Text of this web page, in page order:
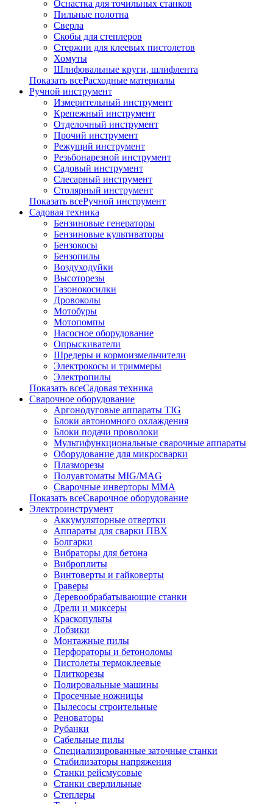
Оснастка для точильных станков
Пильные полотна
Сверла
Скобы для степлеров
Стержни для клеевых пистолетов
Хомуты
Шлифовальные круги, шлифлента
Показать всеРасходные материалы
Ручной инструмент
Измерительный инструмент
Крепежный инструмент
Отделочный инструмент
Прочий инструмент
Режущий инструмент
Резьбонарезной инструмент
Садовый инструмент
Слесарный инструмент
Столярный инструмент
Показать всеРучной инструмент
Садовая техника
Бензиновые генераторы
Бензиновые культиваторы
Бензокосы
Бензопилы
Воздуходуйки
Высоторезы
Газонокосилки
Дровоколы
Мотобуры
Мотопомпы
Насосное оборудование
Опрыскиватели
Шредеры и кормоизмельчители
Электрокосы и триммеры
Электропилы
Показать всеСадовая техника
Сварочное оборудование
Аргонодуговые аппараты TIG
Блоки автономного охлаждения
Блоки подачи проволоки
Мультифункциональные сварочные аппараты
Оборудование для микросварки
Плазморезы
Полуавтоматы MIG/MAG
Сварочные инверторы ММА
Показать всеСварочное оборудование
Электроинструмент
Аккумуляторные отвертки
Аппараты для сварки ПВХ
Болгарки
Вибраторы для бетона
Виброплиты
Винтоверты и гайковерты
Граверы
Деревообрабатывающие станки
Дрели и миксеры
Краскопульты
Лобзики
Монтажные пилы
Перфораторы и бетоноломы
Пистолеты термоклеевые
Плиткорезы
Полировальные машины
Просечные ножницы
Пылесосы строительные
Реноваторы
Рубанки
Сабельные пилы
Специализированные заточные станки
Стабилизаторы напряжения
Станки рейсмусовые
Станки сверлильные
Степлеры